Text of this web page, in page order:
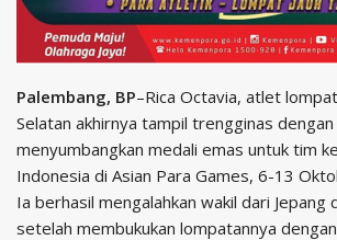
Palembang, BP–Rica Octavia, atlet
Selatan akhirnya tampil trengginas
menyumbangkan medali emas untuk tim
Indonesia di Asian Para Games, 6-13
Ia berhasil mengalahkan wakil dari Jepang
setelah membukukan lompatannya